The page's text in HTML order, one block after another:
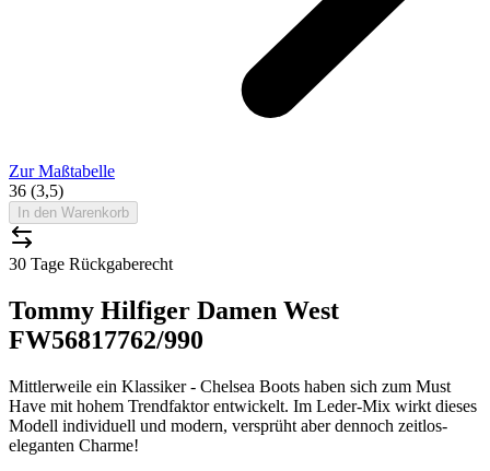
Zur Maßtabelle
36 (3,5)
In den Warenkorb
30 Tage Rückgaberecht
Tommy Hilfiger Damen West
FW56817762/990
Mittlerweile ein Klassiker - Chelsea Boots haben sich zum Must
Have mit hohem Trendfaktor entwickelt. Im Leder-Mix wirkt dieses
Modell individuell und modern, versprüht aber dennoch zeitlos-
eleganten Charme!